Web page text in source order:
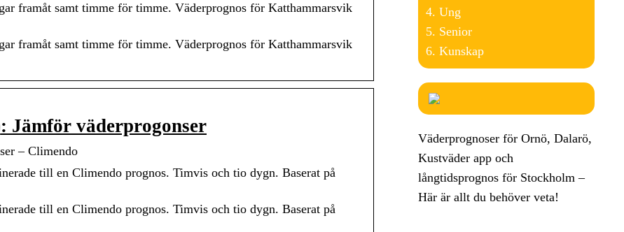
framåt samt timme för timme. Väderprognos för Katthammarsvik
framåt samt timme för timme. Väderprognos för Katthammarsvik
Jämför väderprogonser
– Climendo
till en Climendo prognos. Timvis och tio dygn. Baserat på
till en Climendo prognos. Timvis och tio dygn. Baserat på
Ung
Senior
Kunskap
Väderprognoser för Ornö, Dalarö,
Kustväder app och
långtidsprognos för Stockholm –
Här är allt du behöver veta!